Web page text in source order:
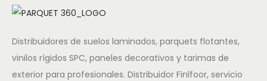
Distribuidores de suelos laminados, parquets flotantes,
vinilos rígidos SPC, paneles decorativos y tarimas de
exterior para profesionales. Distribuidor Finlfoor, servicio